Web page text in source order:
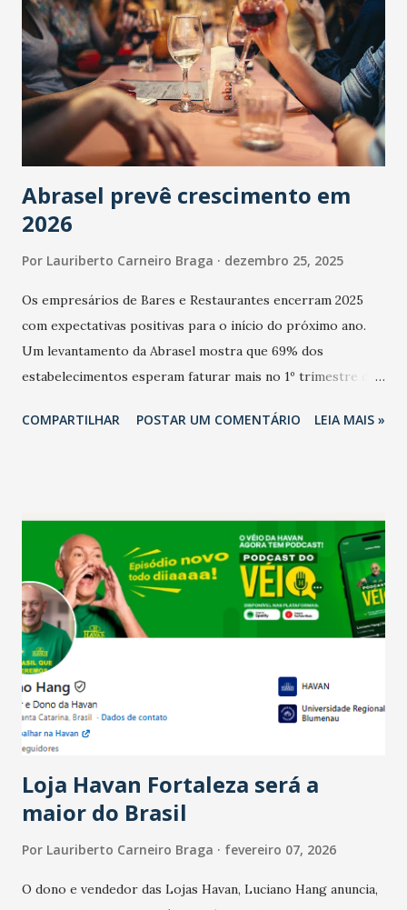
Abrasel prevê crescimento em
2026
Por Lauriberto Carneiro Braga dezembro 25, 2025
Os empresários de Bares e Restaurantes encerram 2025
com expectativas positivas para o início do próximo ano.
Um levantamento da Abrasel mostra que 69% dos
estabelecimentos esperam faturar mais no 1º trimestre de
relação ao último trimestre deste ano, 56% também
confraternizações de fim de ano e pelo pagamento do 13º
Salário para um número maior de trabalhadores, já que o
país tem a menor taxa de desemprego dos anos recentes.
Ainda segundo a Pesquisa, em novembro de 2025, 40% dos
bares e restaurantes operaram com lucro e outros 40%
registraram equilíbrio financeiro. Já o percentual de
estabelecimentos no prejuízo ficou em 19%, pouco abaixo
do observado no mês anterior. Outros 1% não existiam em
novembro. Em relação a outubro, o faturamento também
cresceu. De acordo com a pesquisa, 44% dos n...
COMPARTILHAR POSTAR UM COMENTÁRIO LEIA MAIS »
Loja Havan Fortaleza será a
maior do Brasil
Por Lauriberto Carneiro Braga fevereiro 07, 2026
O dono e vendedor das Lojas Havan, Luciano Hang anuncia,